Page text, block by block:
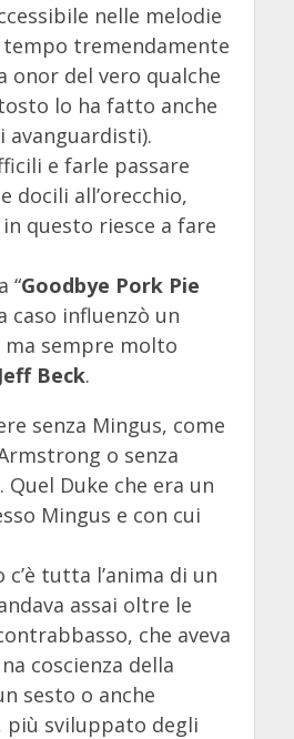
nelle melodie
tempo tremendamente
onor del vero qualche
lo ha fatto anche
avanguardisti).
e farle passare
docili all’orecchio,
questo riesce a fare
“Goodbye Pork Pie
caso influenzò un
sempre molto
Jeff Beck.
senza Mingus, come
o senza
Quel Duke che era un
Mingus e con cui
tutta l’anima di un
assai oltre le
che aveva
coscienza della
sesto o anche
più sviluppato degli